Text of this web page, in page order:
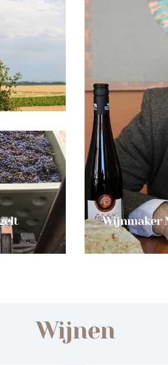
Wijnmaker
Wijnen